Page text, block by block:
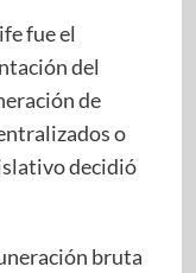
fue el
del
de
o
decidió
bruta